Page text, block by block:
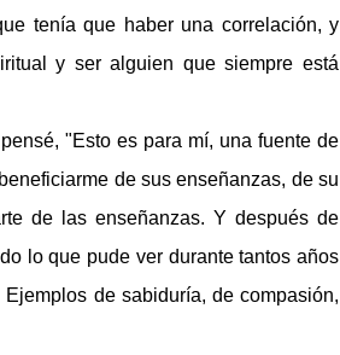
tenía que haber una correlación, y
y ser alguien que siempre está
"Esto es para mí, una fuente de
de sus enseñanzas, de su
de las enseñanzas. Y después de
lo que pude ver durante tantos años
de sabiduría, de compasión,